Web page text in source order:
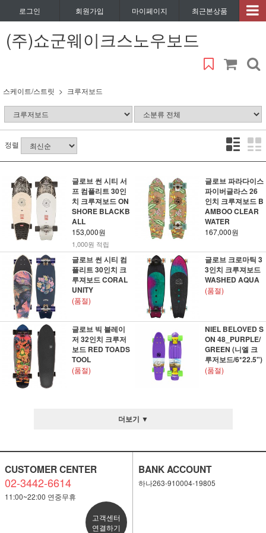
로그인 회원가입 마이페이지 최근본상품
(주)쇼군웨이크스노우보드
스케이트/스트릿 크루저보드
정렬
글로브 썬 시티 서
프 컴플리트 30인
치 크루져보드 ON
SHORE BLACKB
ALL
153,000원
1,000원 적립
글로브 파라다이스
파이버글라스 26
인치 크루져보드 B
AMBOO CLEAR
WATER
167,000원
글로브 썬 시티 컴
플리트 30인치 크
루져보드 CORAL
UNITY
(품절)
글로브 크로마틱 3
3인치 크루져보드
WASHED AQUA
(품절)
글로브 빅 블레이
저 32인치 크루저
보드 RED TOADS
TOOL
(품절)
NIEL BELOVED S
ON 48_PURPLE/
GREEN (니엘 크
루저보드/6*22.5")
(품절)
더보기 ▼
CUSTOMER CENTER
02-3442-6614
11:00~22:00 연중무휴
고객센터
연결하기
BANK ACCOUNT
하나263-910004-19805